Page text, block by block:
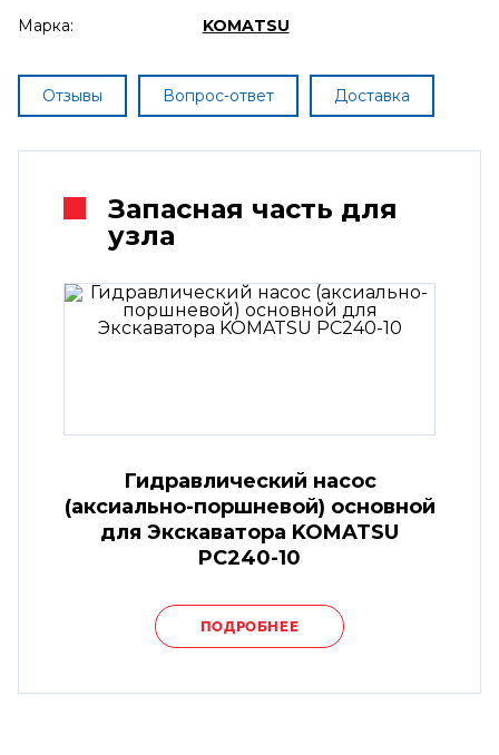
Марка:
KOMATSU
Отзывы Вопрос-ответ Доставка
Запасная часть для
узла
Гидравлический насос
(аксиально-поршневой) основной
для Экскаватора KOMATSU
PC240-10
ПОДРОБНЕЕ